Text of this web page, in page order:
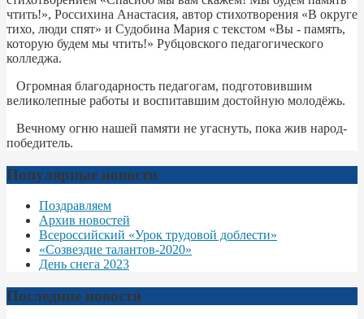
чтить!», Россихина Анастасия, автор стихотворения «В округе
тихо, люди спят» и Судобина Мария с текстом «Вы - память,
которую будем мы чтить!» Рубцовского педагогического
колледжа.
Огромная благодарность педагогам, подготовившим
великолепные работы и воспитавшим достойную молодёжь.
Вечному огню нашей памяти не угаснуть, пока жив народ-
победитель.
Популярные новости
Поздравляем
Архив новостей
Всероссийский «Урок трудовой доблести»
«Созвездие талантов-2020»
День снега 2023
Последние новости